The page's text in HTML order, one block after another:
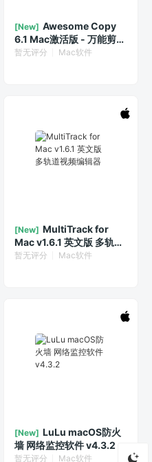
[New] Awesome Copy
6.1 Mac激活版 - 万能剪贴
板历史管理器
暂无评分 Mac软件
[New] MultiTrack for
Mac v1.6.1 英文版 多轨道
视频编辑器
暂无评分 Mac软件
[New] LuLu macOS防火
墙 网络监控软件 v4.3.2
暂无评分 Mac软件